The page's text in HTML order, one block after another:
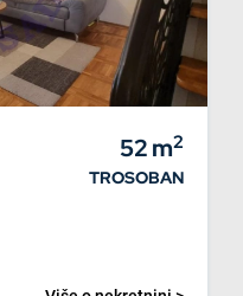
52m2
TROSOBAN